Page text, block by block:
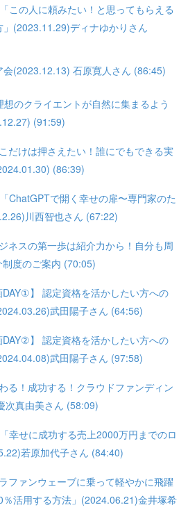
この人に頼みたい！と思ってもらえる
(2023.11.29)ディナゆかりさん
会(2023.12.13) 石原寛人さん (86:45)
想のクライエントが自然に集まるよう
(91:59)
だけは押さえたい！誰にでもできる実
(86:39)
ChatGPTで開く幸せの扉〜専門家のた
川西智也さん (67:22)
ネスの第一歩は紹介力から！自分も周
度のご案内 (70:05)
DAY①】 認定資格を活かしたい方への
武田陽子さん (64:56)
DAY②】 認定資格を活かしたい方への
武田陽子さん (97:58)
る！成功する！クラウドファンディン
次真由美さん (58:09)
幸せに成功する売上2000万円までのロ
若原加代子さん (84:40)
ファンウェーブに乗って軽やかに飛躍
％活用する方法」(2024.06.21)金井塚希